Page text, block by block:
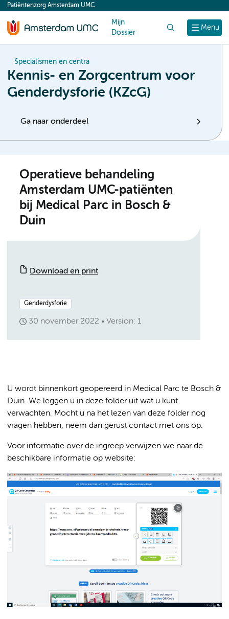
content
Menu
Patiëntenzorg Amsterdam UMC
Mijn
Dossier
Specialismen en centra
Kennis- en Zorgcentrum voor
Genderdysforie (KZcG)
Ga naar onderdeel
Operatieve behandeling
Amsterdam UMC-patiënten
bij Medical Parc in Bosch &
Duin
Download en print
Genderdysforie
30 november 2022 Version: 1
U wordt binnenkort geopereerd in Medical Parc te Bosch &
Duin. We leggen u in deze folder uit wat u kunt
verwachten. Mocht u na het lezen van deze folder nog
vragen hebben, neem dan gerust contact met ons op.
Voor informatie over de ingreep verwijzen we naar de
beschikbare informatie op website: